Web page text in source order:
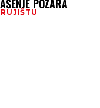
POŽARA